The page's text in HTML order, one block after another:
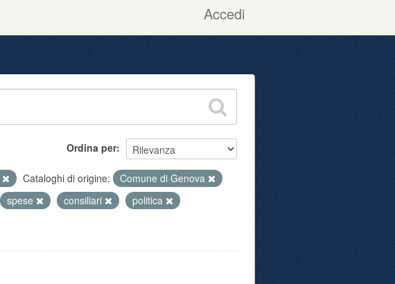
Accedi
Ordina per
Cataloghi di origine:
Comune di Genova
spese consiliari
politica